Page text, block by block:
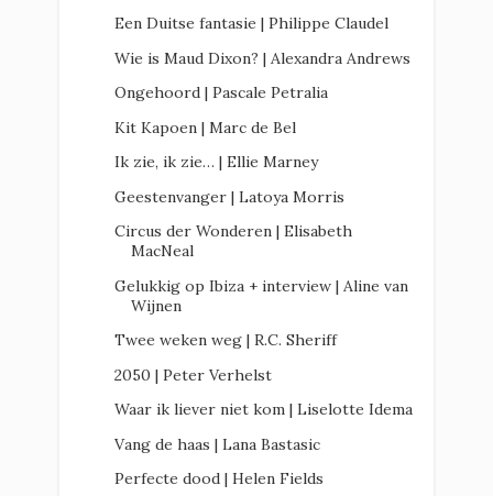
Een Duitse fantasie | Philippe Claudel
Wie is Maud Dixon? | Alexandra Andrews
Ongehoord | Pascale Petralia
Kit Kapoen | Marc de Bel
Ik zie, ik zie… | Ellie Marney
Geestenvanger | Latoya Morris
Circus der Wonderen | Elisabeth
MacNeal
Gelukkig op Ibiza + interview | Aline van
Wijnen
Twee weken weg | R.C. Sheriff
2050 | Peter Verhelst
Waar ik liever niet kom | Liselotte Idema
Vang de haas | Lana Bastasic
Perfecte dood | Helen Fields